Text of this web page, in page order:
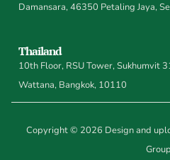
Damansara, 46350 Petaling Jaya,
Thailand
10th Floor, RSU Tower, Sukhumvit
Wattana, Bangkok, 10110
Copyright © 2026 Design and
Group